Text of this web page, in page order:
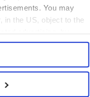
You may
in the US, object to the
advertising, by
Information” in
out of each device
and retention
regarding our
ン